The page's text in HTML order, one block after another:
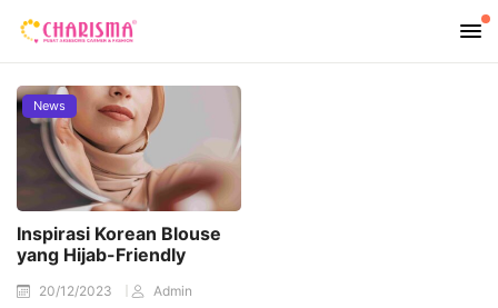
News
Inspirasi Korean Blouse
yang Hijab-Friendly
20/12/2023
Admin